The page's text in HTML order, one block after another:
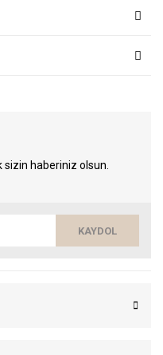
sizin haberiniz olsun.
KAYDOL